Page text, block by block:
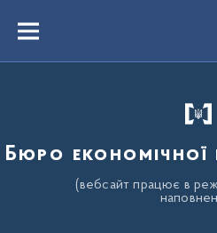
вмістуMenu
Бюро економічної
(вебсайт працює в